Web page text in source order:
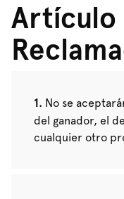
Artículo
No se
del ganador, el
cualquier otro